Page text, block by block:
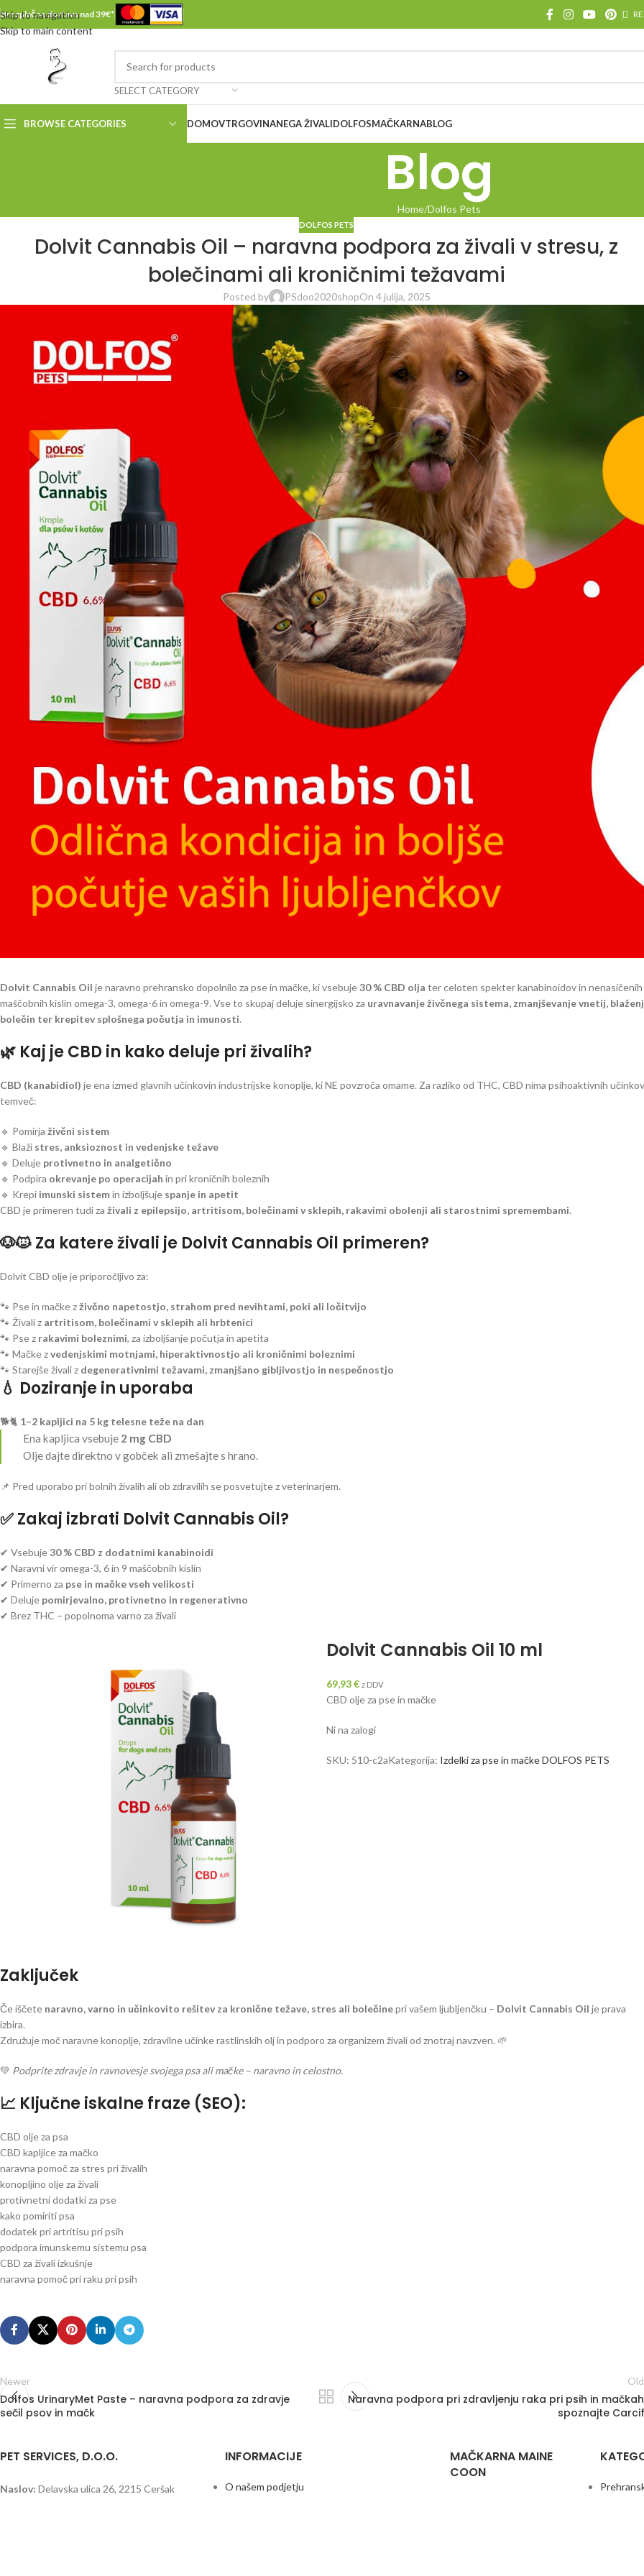
Skip to navigation
Skip to main content
Brezplačna dostava nad 39€*
SELECT CATEGORY
BROWSE CATEGORIES DOMOVTRGOVINANEGA ŽIVALIDOLFOSMAČKARNABLOG
Blog
Home Dolfos Pets
DOLFOS PETS
Dolvit Cannabis Oil – naravna podpora za živali v stresu, z
bolečinami ali kroničnimi težavami
Posted by PSdoo2020shopOn 4 julija, 2025
Dolvit Cannabis Oil je naravno prehransko dopolnilo za pse in mačke, ki vsebuje30 % CBD olja ter celoten spekter kanabinoidov in nenasičenih
maščobnih kislin omega-3, omega-6 in omega-9. Vse to skupaj deluje sinergijsko za uravnavanje živčnega sistema, zmanjševanje vnetij,
bolečin ter krepitev splošnega počutja in imunosti.
🌿 Kaj je CBD in kako deluje pri živalih?
CBD (kanabidiol) je ena izmed glavnih učinkovin industrijske konoplje, ki NE povzroča omame. Za razliko od THC, CBD nima psihoaktivnih
temveč:
🔹 Pomirja živčni sistem
🔹 Blaži stres, anksioznost in vedenjske težave
🔹 Deluje protivnetno in analgetično
🔹 Podpira okrevanje po operacijah in pri kroničnih boleznih
🔹 Krepi imunski sistemin izboljšuje spanje in apetit
CBD je primeren tudi za živali z epilepsijo, artritisom, bolečinami v sklepih, rakavimi obolenji ali starostnimi spremembami.
🐶🐱 Za katere živali je Dolvit Cannabis Oil primeren?
Dolvit CBD olje je priporočljivo za:
🐾 Pse in mačke zživčno napetostjo, strahom pred nevihtami, poki ali ločitvijo
🐾 Živali z artritisom, bolečinami v sklepih ali hrbtenici
🐾 Pse z rakavimi boleznimi, za izboljšanje počutja in apetita
🐾 Mačke zvedenjskimi motnjami, hiperaktivnostjo ali kroničnimi boleznimi
🐾 Starejše živali z degenerativnimi težavami, zmanjšano gibljivostjo in nespečnostjo
💧 Doziranje in uporaba
🐕🐈 1–2 kapljici na 5 kg telesne teže na dan
Ena kapljica vsebuje 2 mg CBD
Olje dajte direktno v gobček ali zmešajte s hrano.
📌 Pred uporabo pri bolnih živalih ali ob zdravilih se posvetujte z veterinarjem.
✅ Zakaj izbrati Dolvit Cannabis Oil?
✔ Vsebuje30 % CBD z dodatnimi kanabinoidi
✔ Naravni vir omega-3, 6 in 9 maščobnih kislin
✔ Primerno za pse in mačke vseh velikosti
✔ Deluje pomirjevalno, protivnetno in regenerativno
✔ Brez THC – popolnoma varno za živali
Dolvit Cannabis Oil 10 ml
69,93€ z DDV
CBD olje za pse in mačke
Ni na zalogi
SKU: 510-c2aKategorija: Izdelki za pse in mačke DOLFOS PETS
Zaključek
Če iščete naravno, varno in učinkovito rešitev za kronične težave, stres ali bolečinepri vašem ljubljenčku – Dolvit Cannabis Oil je prava
izbira.
Združuje moč naravne konoplje, zdravilne učinke rastlinskih olj in podporo za organizem živali od znotraj navzven. 🌱
💚 Podprite zdravje in ravnovesje svojega psa ali mačke – naravno in celostno.
📈 Ključne iskalne fraze (SEO):
CBD olje za psa
CBD kapljice za mačko
naravna pomoč za stres pri živalih
konopljino olje za živali
protivnetni dodatki za pse
kako pomiriti psa
dodatek pri artritisu pri psih
podpora imunskemu sistemu psa
CBD za živali izkušnje
naravna pomoč pri raku pri psih
Newer
Dolfos UrinaryMet Paste – naravna podpora za zdravje
sečil psov in mačk
Naravna podpora pri zdravljenju raka pri psih in
spoznajte
PET SERVICES, D.O.O.
Naslov: Delavska ulica 26, 2215 Ceršak
INFORMACIJE
O našem podjetju
MAČKARNA MAINE
COON